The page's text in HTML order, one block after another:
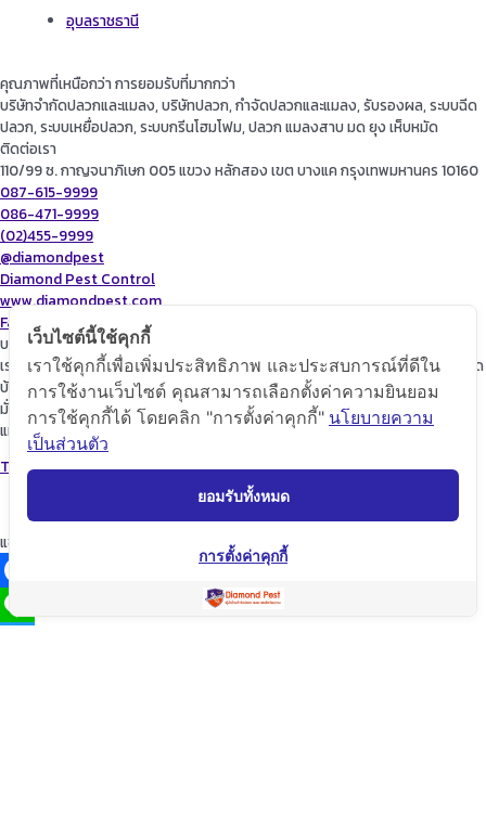
อุบลราชธานี
คุณภาพที่เหนือกว่า การยอมรับที่มากกว่า
บริษัทจำกัดปลวกและแมลง, บริษัทปลวก, กำจัดปลวกและแมลง, รับรองผล, ระบบฉีด
ปลวก, ระบบเหยื่อปลวก, ระบบกรีนโฮมโฟม, ปลวก แมลงสาบ มด ยุง เห็บหมัด
ติดต่อเรา
110/99 ซ. กาญจนาภิเษก 005 แขวง หลักสอง เขต บางแค กรุงเทพมหานคร 10160
087-615-9999
086-471-9999
(02)455-9999
@diamondpest
Diamond Pest Control
www.diamondpest.com
Facebook
Line
Envelope
บริการของเรา
เราจะพัฒนาการบริการให้กับลูกค้าดียิ่งขึ้นในทุกๆด้าน ให้เราดูแลใส่ใจทุกรายละเอียด
บ้านของท่านก็เปรียบเสมือนบ้านของเรา
มั่นใจในเรามั่นใจใน “ไดมอนด์แพลนเนท” บริการเป็นเลิศ ผู้นำด้านการกำจัดปลวก
แมลง และสัตว์รบกวนต่างๆ ปลอดภัยต่อบ้านและครอบครัวคุณอย่างแน่นอน
TopKeyWord
แชร์โฟสนี้
Facebook
เว็บไซต์นี้ใช้คุกกี้
เราใช้คุกกี้เพื่อเพิ่มประสิทธิภาพ และประสบการณ์ที่ดีใน
การใช้งานเว็บไซต์ คุณสามารถเลือกตั้งค่าความยินยอม
การใช้คุกกี้ได้ โดยคลิก "การตั้งค่าคุกกี้" นโยบายความ
เป็นส่วนตัว
ยอมรับทั้งหมด
การตั้งค่าคุกกี้